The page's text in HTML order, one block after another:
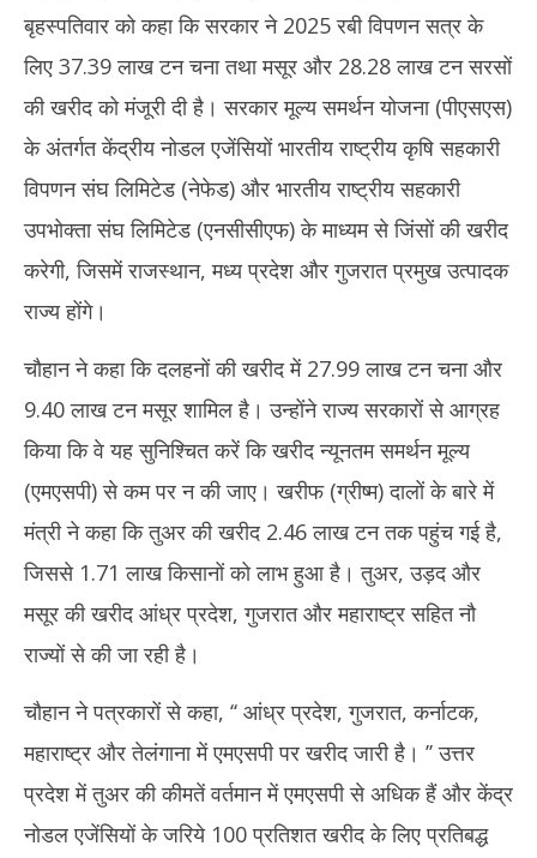
NOW VIEWING
केंद्र सरकार ने 2025 रबी सत्र के लिए 37.39 लाख टन चना, मसूर की खरीद
को दी मंजूरी
March
27,
2025
बृहस्पतिवार को कहा कि सरकार ने 2025 रबी विपणन सत्र के
लिए 37.39 लाख टन चना तथा मसूर और 28.28 लाख टन सरसों
की खरीद को मंजूरी दी है। सरकार मूल्य समर्थन योजना (पीएसएस)
के अंतर्गत केंद्रीय नोडल एजेंसियों भारतीय राष्ट्रीय कृषि सहकारी
विपणन संघ लिमिटेड (नेफेड) और भारतीय राष्ट्रीय सहकारी
उपभोक्ता संघ लिमिटेड (एनसीसीएफ) के माध्यम से जिंसों की खरीद
करेगी, जिसमें राजस्थान, मध्य प्रदेश और गुजरात प्रमुख उत्पादक
राज्य होंगे।
चौहान ने कहा कि दलहनों की खरीद में 27.99 लाख टन चना और
9.40 लाख टन मसूर शामिल है। उन्होंने राज्य सरकारों से आग्रह
किया कि वे यह सुनिश्चित करें कि खरीद न्यूनतम समर्थन मूल्य
(एमएसपी) से कम पर न की जाए। खरीफ (ग्रीष्म) दालों के बारे में
मंत्री ने कहा कि तुअर की खरीद 2.46 लाख टन तक पहुंच गई है,
जिससे 1.71 लाख किसानों को लाभ हुआ है। तुअर, उड़द और
मसूर की खरीद आंध्र प्रदेश, गुजरात और महाराष्ट्र सहित नौ
राज्यों से की जा रही है।
चौहान ने पत्रकारों से कहा, ‘‘ आंध्र प्रदेश, गुजरात, कर्नाटक,
महाराष्ट्र और तेलंगाना में एमएसपी पर खरीद जारी है। ’’ उत्तर
प्रदेश में तुअर की कीमतें वर्तमान में एमएसपी से अधिक हैं और केंद्र
नोडल एजेंसियों के जरिये 100 प्रतिशत खरीद के लिए प्रतिबद्ध